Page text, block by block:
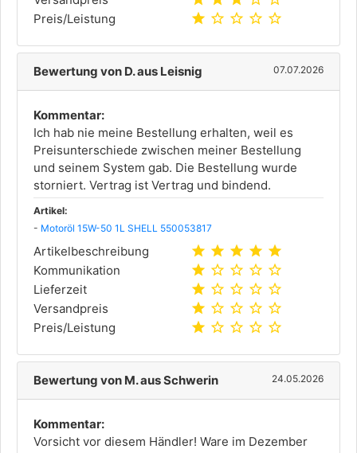
Preis/Leistung star star_outline star_outline star_outline star_outline
Bewertung von D. aus Leisnig 07.07.2026
Kommentar:
Ich hab nie meine Bestellung erhalten, weil es
Preisunterschiede zwischen meiner Bestellung
und seinem System gab. Die Bestellung wurde
storniert. Vertrag ist Vertrag und bindend.
Artikel:
- Motoröl 15W-50 1L SHELL 550053817
Artikelbeschreibung star star star star star
Kommunikation star star_outline star_outline star_outline star_outline
Lieferzeit star star_outline star_outline star_outline star_outline
Versandpreis star star_outline star_outline star_outline star_outline
Preis/Leistung star star_outline star_outline star_outline star_outline
Bewertung von M. aus Schwerin 24.05.2026
Kommentar:
Vorsicht vor diesem Händler! Ware im Dezember